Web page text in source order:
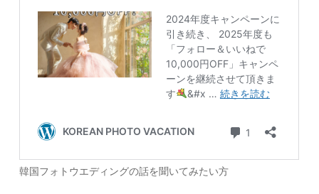
韓国フォトウエディングの話を聞いてみたい方